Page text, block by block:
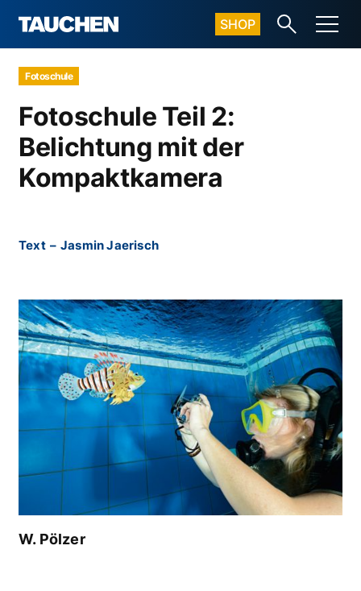
SHOP
Fotoschule
Fotoschule Teil 2:
Belichtung mit der
Kompaktkamera
Text – Jasmin Jaerisch
W. Pölzer